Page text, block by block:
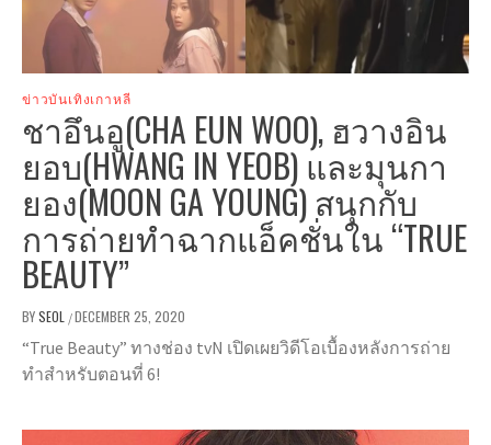
ข่าวบันเทิงเกาหลี
ชาอึนอู(CHA EUN WOO), ฮวางอิน
ยอบ(HWANG IN YEOB) และมุนกา
ยอง(MOON GA YOUNG) สนุกกับ
การถ่ายทำฉากแอ็คชั่นใน “TRUE
BEAUTY”
BYSEOL /DECEMBER 25, 2020
“True Beauty” ทางช่อง tvN เปิดเผยวิดีโอเบื้องหลังการถ่าย
ทำสำหรับตอนที่ 6!